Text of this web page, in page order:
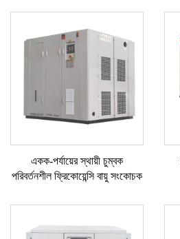
একক-পর্যায়ের স্থায়ী চুম্বক
পরিবর্তনশীল ফ্রিকোয়েন্সি বায়ু সংকোচক